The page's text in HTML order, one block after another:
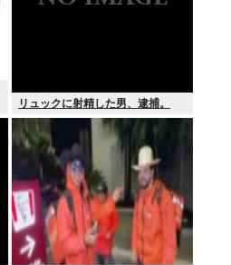
リュックに射精した男、逮捕。